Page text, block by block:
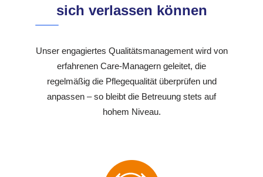
sich verlassen können
Unser engagiertes Qualitätsmanagement wird von
erfahrenen Care-Managern geleitet, die
regelmäßig die Pflegequalität überprüfen und
anpassen – so bleibt die Betreuung stets auf
hohem Niveau.